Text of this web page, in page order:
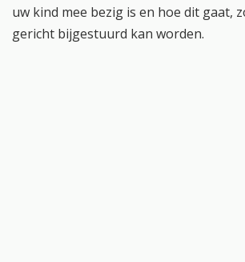
uw kind mee bezig is en hoe dit gaat,
gericht bijgestuurd kan worden.